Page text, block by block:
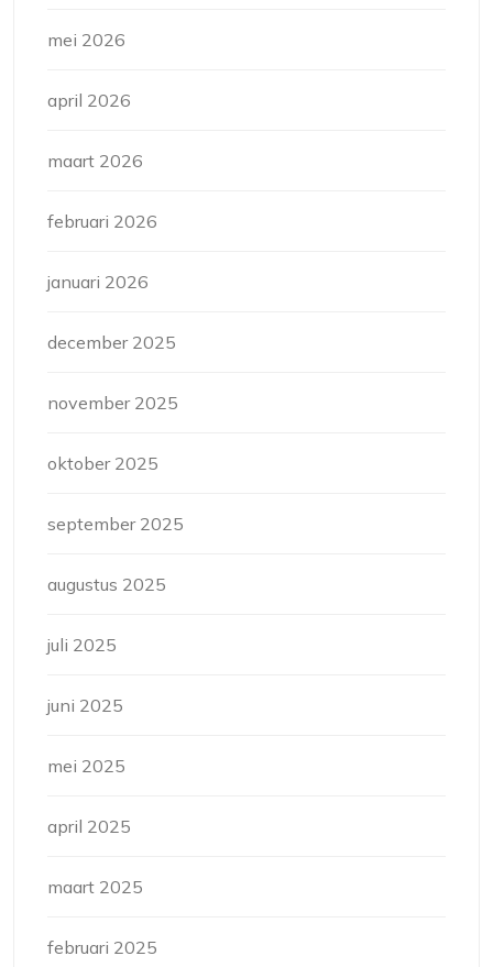
mei 2026
april 2026
maart 2026
februari 2026
januari 2026
december 2025
november 2025
oktober 2025
september 2025
augustus 2025
juli 2025
juni 2025
mei 2025
april 2025
maart 2025
februari 2025